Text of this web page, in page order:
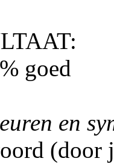
goed
en
(door